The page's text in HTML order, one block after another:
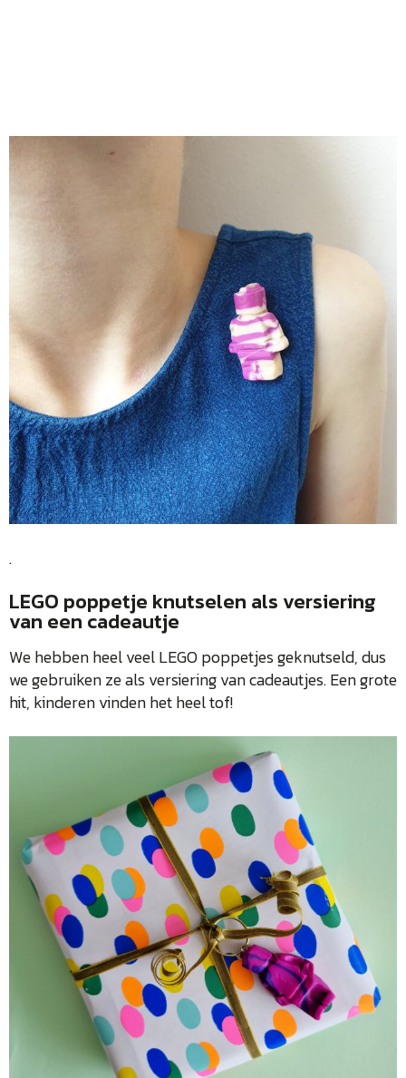
.
LEGO poppetje knutselen als versiering
van een cadeautje
We hebben heel veel LEGO poppetjes geknutseld, dus
we gebruiken ze als versiering van cadeautjes. Een grote
hit, kinderen vinden het heel tof!